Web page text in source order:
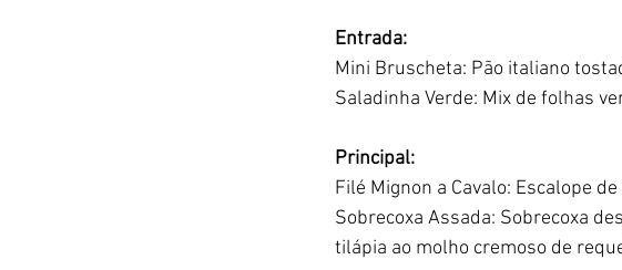
Entrada:
Mini Bruscheta: Pão italiano
Saladinha Verde: Mix de folhas
Principal:
Filé Mignon a Cavalo: Escalope
Sobrecoxa Assada: Sobrecoxa
tilápia ao molho cremoso de